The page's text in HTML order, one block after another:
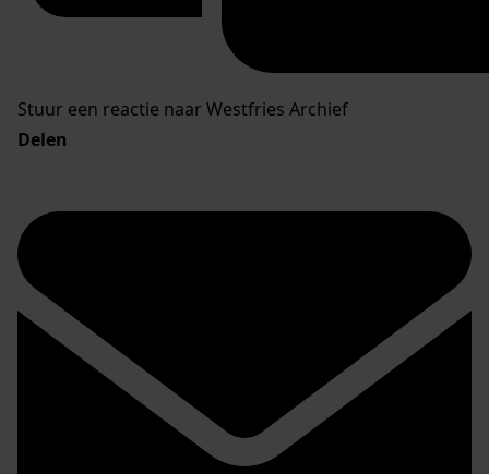
Stuur een reactie naar Westfries Archief
Delen